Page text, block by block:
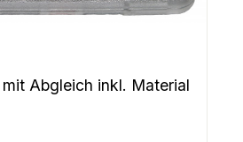
Abgleich inkl. Material